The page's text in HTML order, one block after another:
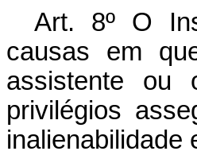
Art. 8º O
causas em
assistente ou
privilégios
inalienabilidade